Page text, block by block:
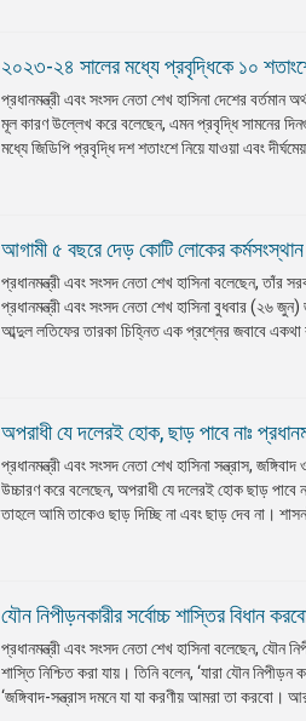
২০২৩-২৪ সালের মধ্যে প্রবৃদ্ধিকে ১০ শতাংশে
প্রধানমন্ত্রী এবং সংসদ নেতা শেখ হাসিনা দেশের
মূল কারণ উল্লেখ করে বলেছেন, এমন প্রবৃদ্ধি সামনের
মধ্যে জিডিপি প্রবৃদ্ধি দশ শতাংশে নিয়ে যাওয়া এবং
আগামী ৫ বছরে দেড় কোটি লোকের কর্মসংস্থান
প্রধানমন্ত্রী এবং সংসদ নেতা শেখ হাসিনা বলেছেন, তাঁর
প্রধানমন্ত্রী এবং সংসদ নেতা শেখ হাসিনা বুধবার (২৬
আব্দুল লতিফের তারকা চিহ্নিত এক প্রশ্নের জবাবে একথা
অপরাধী যে দলেরই হোক, ছাড় পাবে নাঃ
প্রধানমন্ত্রী এবং সংসদ নেতা শেখ হাসিনা সন্ত্রাস,
উচ্চারণ করে বলেছেন, অপরাধী যে দলেরই হোক ছাড়
তাহলে আমি তাকেও ছাড় দিচ্ছি না এবং ছাড় দেব না।
যৌন নিপীড়নকারীর সর্বোচ্চ শাস্তির বিধান
প্রধানমন্ত্রী এবং সংসদ নেতা শেখ হাসিনা বলেছেন,
শাস্তি নিশ্চিত করা যায়। তিনি বলেন, ‘যারা যৌন
‘জঙ্গিবাদ-সন্ত্রাস দমনে যা যা করণীয় আমরা তা করবো।